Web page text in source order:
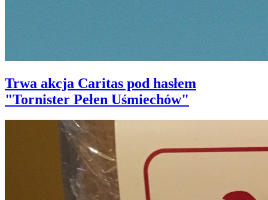
Trwa akcja Caritas pod hasłem
"Tornister Pełen Uśmiechów"